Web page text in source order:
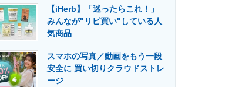
を支援
ディア 建設×テクノロジーの最前線
【iHerb】「迷ったらこれ！」
みんなが"リピ買い"している人
気商品
スマホの写真／動画をもう一段
安全に 買い切りクラウドストレ
ージ